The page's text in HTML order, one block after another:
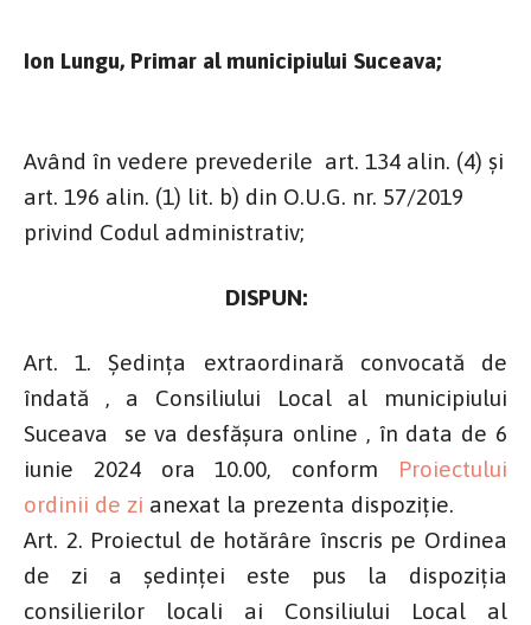
Ion Lungu, Primar al municipiului Suceava;
Având în vedere prevederile art. 134 alin. (4) şi
art. 196 alin. (1) lit. b) din O.U.G. nr. 57/2019
privind Codul administrativ;
DISPUN:
Art. 1. Ședința extraordinară convocată de
îndată , a Consiliului Local al municipiului
Suceava se va desfășura online , în data de 6
iunie 2024 ora 10.00, conform Proiectului
ordinii de zi anexat la prezenta dispoziție.
Art. 2. Proiectul de hotărâre înscris pe Ordinea
de zi a şedinţei este pus la dispoziţia
consilierilor locali ai Consiliului Local al